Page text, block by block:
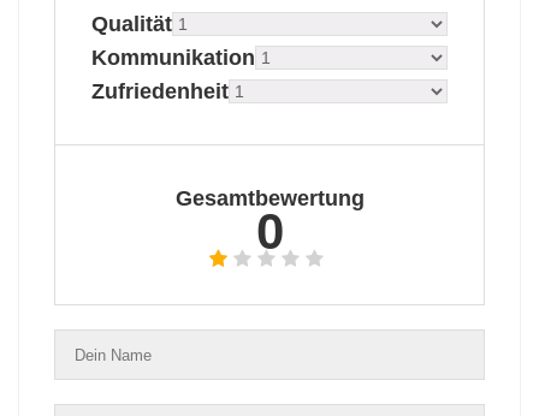
Qualität
Kommunikation
Zufriedenheit
Gesamtbewertung
0